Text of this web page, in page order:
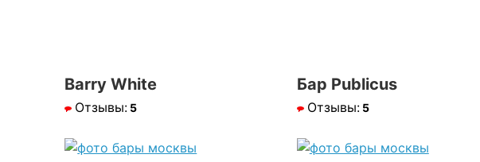
Barry White
Отзывы: 5
Бар Publicus
Отзывы:5